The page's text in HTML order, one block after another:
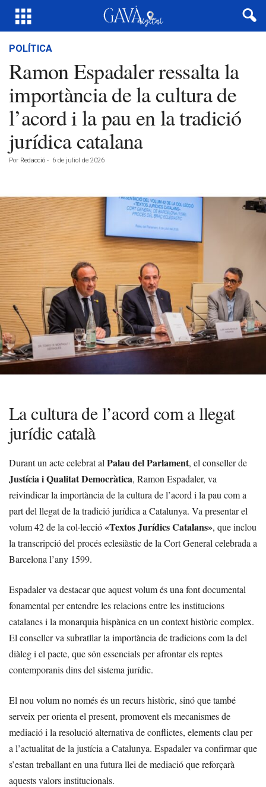
POLÍTICA
Ramon Espadaler ressalta la
importància de la cultura de
l’acord i la pau en la tradició
jurídica catalana
Por Redacció - 6 de juliol de 2026
La cultura de l’acord com a llegat
jurídic català
Durant un acte celebrat al Palau del Parlament, el conseller de
Justícia i Qualitat Democràtica, Ramon Espadaler, va
reivindicar la importància de la cultura de l’acord i la pau com a
part del llegat de la tradició jurídica a Catalunya. Va presentar el
volum 42 de la col·lecció«Textos Jurídics Catalans», que inclou
la transcripció del procés eclesiàstic de la Cort General celebrada a
Barcelona l’any 1599.
Espadaler va destacar que aquest volum és una font documental
fonamental per entendre les relacions entre les institucions
catalanes i la monarquia hispànica en un context històric complex.
El conseller va subratllar la importància de tradicions com la del
diàleg i el pacte, que són essencials per afrontar els reptes
contemporanis dins del sistema jurídic.
El nou volum no només és un recurs històric, sinó que també
serveix per orienta el present, promovent els mecanismes de
mediació i la resolució alternativa de conflictes, elements clau per
a l’actualitat de la justícia a Catalunya. Espadaler va confirmar que
s’estan treballant en una futura llei de mediació que reforçarà
aquests valors institucionals.